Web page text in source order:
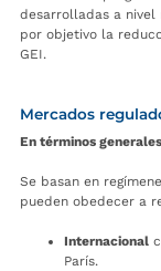
desarrolladas a nivel
por objetivo la
GEI.
Mercados
En términos
Se basan en
pueden obedecer a
Internacional
París.